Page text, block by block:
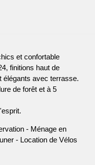
et confortable
finitions haut de
avec terrasse.
de forêt et à 5
- Ménage en
- Location de Vélos